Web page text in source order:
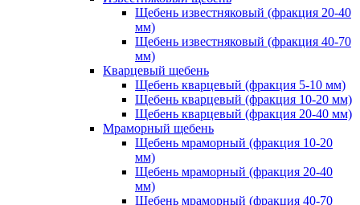
Щебень известняковый (фракция 20-40
мм)
Щебень известняковый (фракция 40-70
мм)
Кварцевый щебень
Щебень кварцевый (фракция 5-10 мм)
Щебень кварцевый (фракция 10-20 мм)
Щебень кварцевый (фракция 20-40 мм)
Мраморный щебень
Щебень мраморный (фракция 10-20
мм)
Щебень мраморный (фракция 20-40
мм)
Щебень мраморный (фракция 40-70